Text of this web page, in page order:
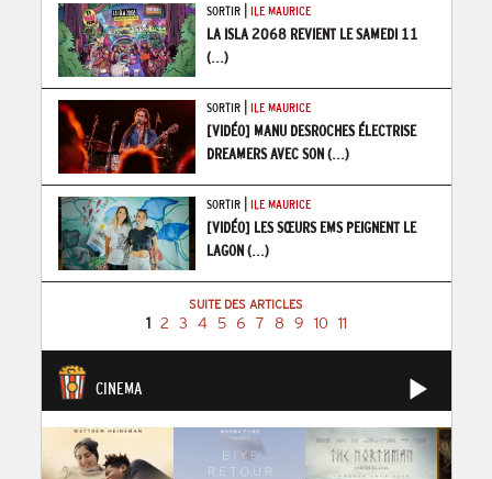
SORTIR| ILE MAURICE
LA ISLA 2068 REVIENT LE SAMEDI 11
(...)
SORTIR| ILE MAURICE
[VIDÉO] MANU DESROCHES ÉLECTRISE
DREAMERS AVEC SON(...)
SORTIR| ILE MAURICE
[VIDÉO] LES SŒURS EMS PEIGNENT LE
LAGON(...)
SUITE DES ARTICLES
1 2 3 4 5 6 7 8 9 10 11
CINEMA